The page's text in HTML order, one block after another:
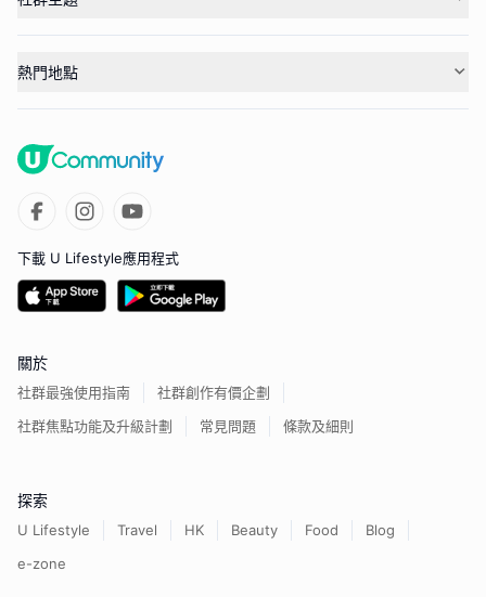
熱門地點
下載 U Lifestyle應用程式
關於
社群最強使用指南
社群創作有價企劃
社群焦點功能及升級計劃
常見問題 條款及細則
探索
U Lifestyle Travel HK Beauty Food
Blog
e-zone